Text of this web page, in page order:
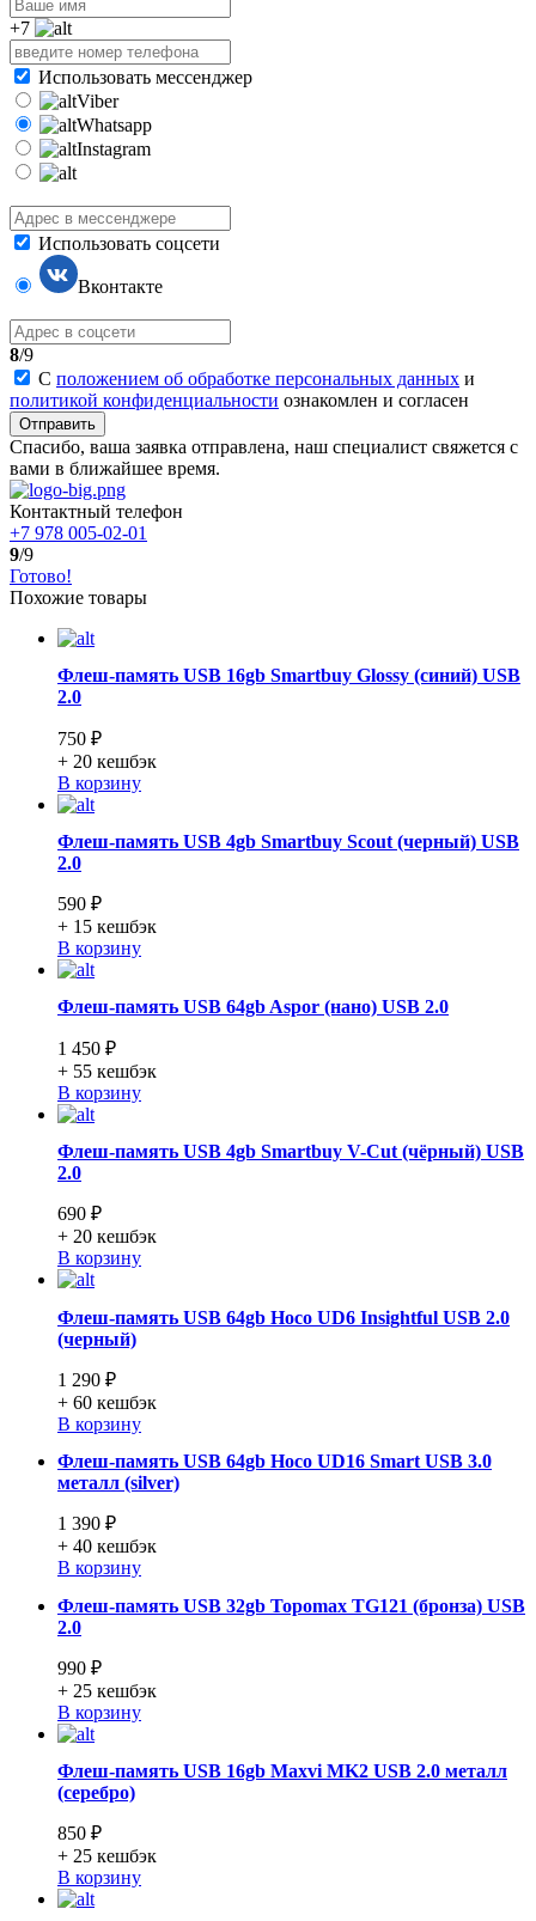
+7
Использовать мессенджер
Viber
Whatsapp
Instagram
Использовать соцсети
Вконтакте
8/9
С положением об обработке персональных данных и
политикой конфиденциальности ознакомлен и согласен
Отправить
Спасибо, ваша заявка отправлена, наш специалист свяжется с
вами в ближайшее время.
Контактный телефон
+7 978 005-02-01
9/9
Готово!
Похожие товары
Флеш-память USB 16gb Smartbuy Glossy (синий) USB
2.0
750 ₽
+ 20 кешбэк
В корзину
Флеш-память USB 4gb Smartbuy Scout (черный) USB
2.0
590 ₽
+ 15 кешбэк
В корзину
Флеш-память USB 64gb Aspor (нано) USB 2.0
1 450 ₽
+ 55 кешбэк
В корзину
Флеш-память USB 4gb Smartbuy V-Cut (чёрный) USB
2.0
690 ₽
+ 20 кешбэк
В корзину
Флеш-память USB 64gb Hoco UD6 Insightful USB 2.0
(черный)
1 290 ₽
+ 60 кешбэк
В корзину
Флеш-память USB 64gb Hoco UD16 Smart USB 3.0
металл (silver)
1 390 ₽
+ 40 кешбэк
В корзину
Флеш-память USB 32gb Topomax TG121 (бронза) USB
2.0
990 ₽
+ 25 кешбэк
В корзину
Флеш-память USB 16gb Maxvi MK2 USB 2.0 металл
(серебро)
850 ₽
+ 25 кешбэк
В корзину